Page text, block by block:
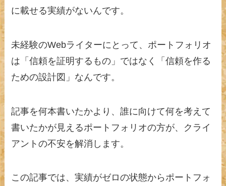
に載せる実績がないんです。
未経験のWebライターにとって、ポートフォリオ
は「信頼を証明するもの」ではなく「信頼を作る
ための設計図」なんです。
記事を何本書いたかより、誰に向けて何を考えて
書いたかが見えるポートフォリオの方が、クライ
アントの不安を解消します。
この記事では、実績がゼロの状態からポートフォ